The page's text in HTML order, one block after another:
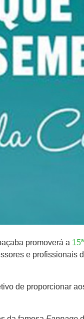
promoverá a
e
de proporcionar